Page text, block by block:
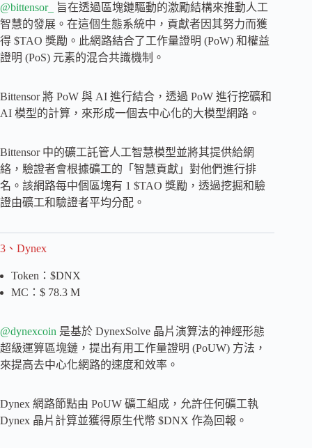
@bittensor_
旨在透過區塊鏈驅動的激勵結構來推動人工
智慧的發展。在這個生態系統中，貢獻者因其努力而獲
得 $TAO 獎勵。此網路結合了工作量證明 (PoW) 和權益
證明 (PoS) 元素的混合共識機制。
Bittensor 將 PoW 與 AI 進行結合，透過 PoW 進行挖礦和
AI 模型的計算，來形成一個去中心化的大模型網路。
Bittensor 中的礦工託管人工智慧模型並將其提供給網
絡，驗證者會根據礦工的「智慧貢獻」對他們進行排
名。該網路每中個區塊有 1 $TAO 獎勵，透過挖掘和驗
證由礦工和驗證者平均分配。
3、Dynex
Token：$DNX
MC：$ 78.3 M
@dynexcoin 是基於 DynexSolve 晶片演算法的神經形態
超級運算區塊鏈，提出有用工作量證明 (PoUW) 方法，
來提高去中心化網路的速度和效率。
Dynex 網路節點由 PoUW 礦工組成，允許任何礦工執
Dynex 晶片計算並獲得原生代幣 $DNX 作為回報。